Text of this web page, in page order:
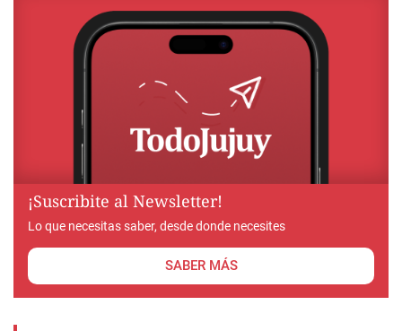
¡Suscribite al Newsletter!
Lo que necesitas saber, desde donde necesites
SABER MÁS